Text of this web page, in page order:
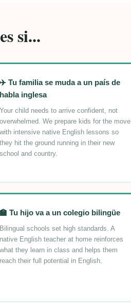
si...
✈️ Tu familia se muda a un país de
habla inglesa
Your child needs to arrive confident, not
overwhelmed. We prepare kids for the move
with intensive native English lessons so
they hit the ground running in their new
school and country.
🏫 Tu hijo va a un colegio bilingüe
Bilingual schools set high standards. A
native English teacher at home reinforces
what they learn in class and helps them
reach their full potential in English.